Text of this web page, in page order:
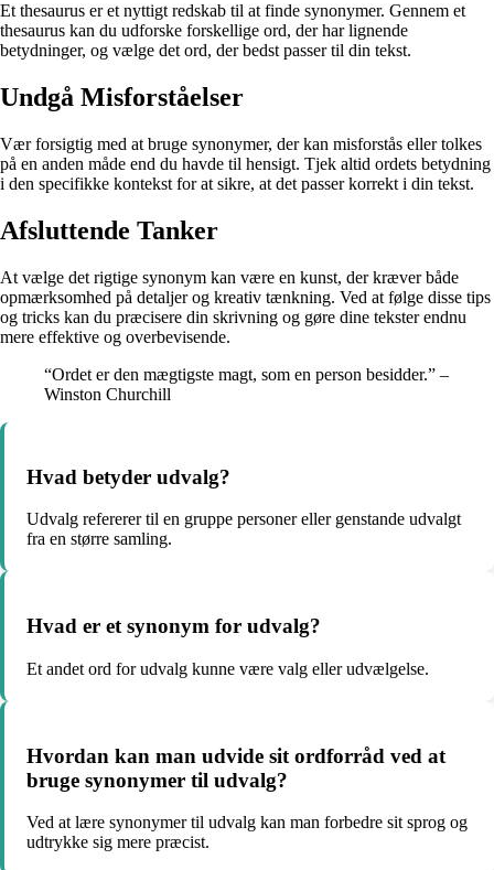
Et thesaurus er et nyttigt redskab til at finde synonymer. Gennem et
thesaurus kan du udforske forskellige ord, der har lignende
betydninger, og vælge det ord, der bedst passer til din tekst.
Undgå Misforståelser
Vær forsigtig med at bruge synonymer, der kan misforstås eller tolkes
på en anden måde end du havde til hensigt. Tjek altid ordets betydning
i den specifikke kontekst for at sikre, at det passer korrekt i din tekst.
Afsluttende Tanker
At vælge det rigtige synonym kan være en kunst, der kræver både
opmærksomhed på detaljer og kreativ tænkning. Ved at følge disse tips
og tricks kan du præcisere din skrivning og gøre dine tekster endnu
mere effektive og overbevisende.
“Ordet er den mægtigste magt, som en person besidder.” –
Winston Churchill
Hvad betyder udvalg?
Udvalg refererer til en gruppe personer eller genstande udvalgt
fra en større samling.
Hvad er et synonym for udvalg?
Et andet ord for udvalg kunne være valg eller udvælgelse.
Hvordan kan man udvide sit ordforråd ved at
bruge synonymer til udvalg?
Ved at lære synonymer til udvalg kan man forbedre sit sprog og
udtrykke sig mere præcist.